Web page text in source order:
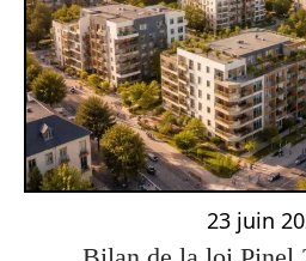
23 juin